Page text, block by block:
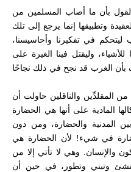
بأن ما أصاب المسلمين من
وتطبيقها إنما يرجع إلى تلك
ليتحكم في تفكيرنا وأحاسيسنا،
للأشياء، وليقتل فينا الغيرة على
بأن الغرب قد نجح في ذلك نجاحًا
المقلدِّين والناقلين حاولت أن
المادية على أنها هي الحضارة
المدنية والحضارة، ومن دون
في شيء! لأن الحضارة هي
والإنسان. وهي لا تأتي إلا من
تنشئ وتبني وتطور، في حين أن